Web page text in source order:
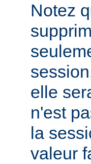
Notez
elle
n'est
la
valeur